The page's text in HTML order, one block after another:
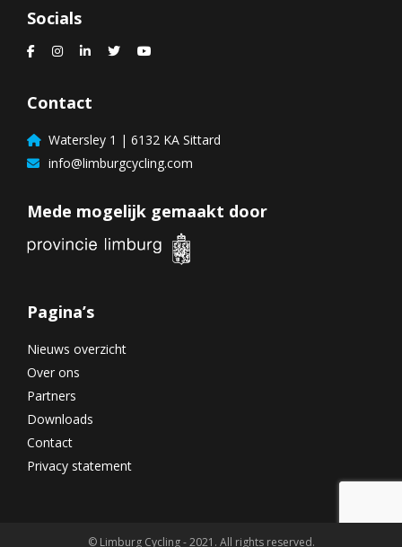
Socials
Contact
Watersley 1 | 6132 KA Sittard
info@limburgcycling.com
Mede mogelijk gemaakt door
Pagina’s
Nieuws overzicht
Over ons
Partners
Downloads
Contact
Privacy statement
© Limburg Cycling - 2021. All rights reserved.